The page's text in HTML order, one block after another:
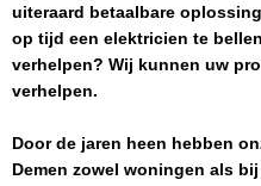
uiteraard betaalbare
op tijd een elektricien te
verhelpen? Wij kunnen uw
verhelpen.
Door de jaren heen hebben
Demen zowel woningen als